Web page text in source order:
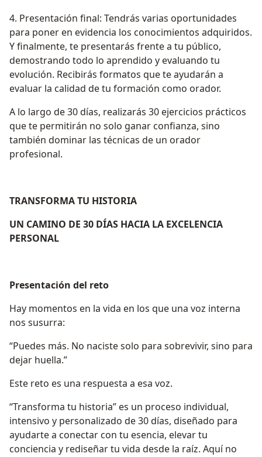
4. Presentación final: Tendrás varias oportunidades
para poner en evidencia los conocimientos adquiridos.
Y finalmente, te presentarás frente a tu público,
demostrando todo lo aprendido y evaluando tu
evolución. Recibirás formatos que te ayudarán a
evaluar la calidad de tu formación como orador.
A lo largo de 30 días, realizarás 30 ejercicios prácticos
que te permitirán no solo ganar confianza, sino
también dominar las técnicas de un orador
profesional.
TRANSFORMA TU HISTORIA
UN CAMINO DE 30 DÍAS HACIA LA EXCELENCIA
PERSONAL
Presentación del reto
Hay momentos en la vida en los que una voz interna
nos susurra:
“Puedes más. No naciste solo para sobrevivir, sino para
dejar huella.”
Este reto es una respuesta a esa voz.
“Transforma tu historia” es un proceso individual,
intensivo y personalizado de 30 días, diseñado para
ayudarte a conectar con tu esencia, elevar tu
conciencia y rediseñar tu vida desde la raíz. Aquí no